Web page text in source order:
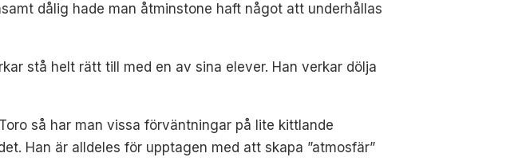
dålig hade man åtminstone haft något att underhållas
stå helt rätt till med en av sina elever. Han verkar dölja
så har man vissa förväntningar på lite kittlande
Han är alldeles för upptagen med att skapa ”atmosfär”